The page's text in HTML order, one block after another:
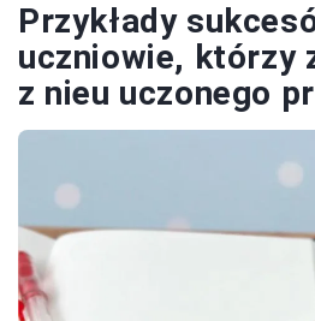
Przykłady
uczniowie, którzy
z nieu uczonego